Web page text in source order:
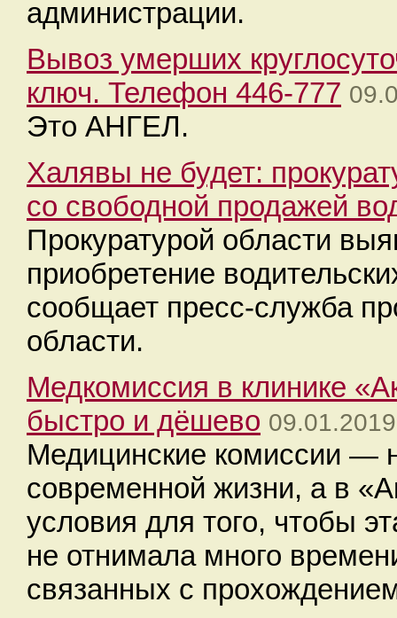
администрации.
Вывоз умерших
ключ. Телефон 446-777
Это АНГЕЛ.
Халявы не будет:
со свободной продажей
Прокуратурой области
приобретение
сообщает пресс-служба
области.
Медкомиссия в клинике
быстро и дёшево
Медицинские комиссии —
современной жизни, а в
условия для того, чтобы
не отнимала много
связанных с